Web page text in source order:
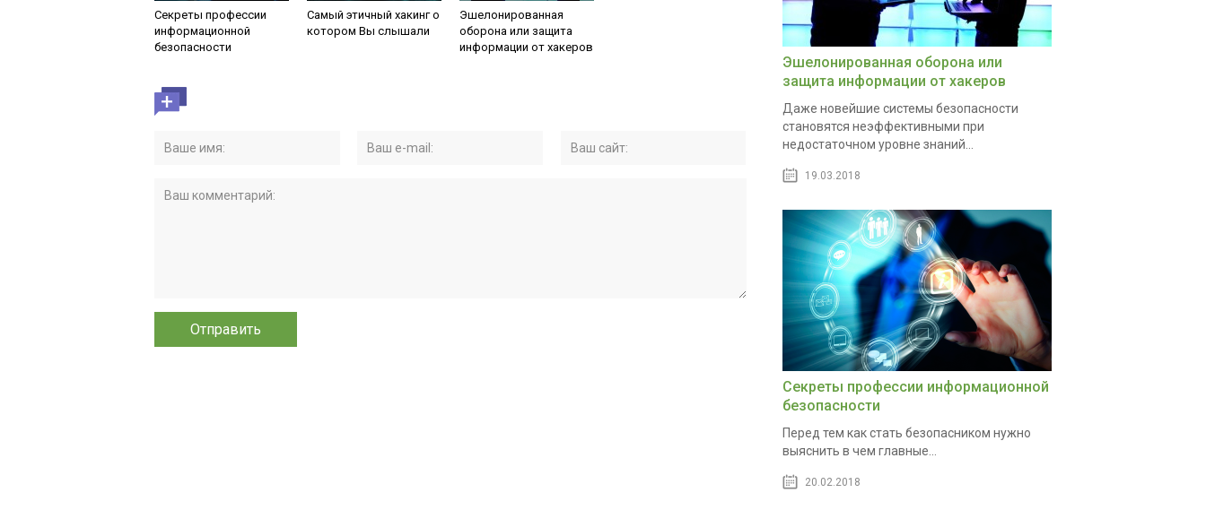
Секреты профессии
информационной
безопасности
Самый этичный хакинг о
котором Вы слышали
Эшелонированная
оборона или защита
информации от хакеров
Эшелонированная оборона или
защита информации от хакеров
Даже новейшие системы безопасности
становятся неэффективными при
недостаточном уровне знаний...
19.03.2018
Секреты профессии информационной
безопасности
Перед тем как стать безопасником нужно
выяснить в чем главные...
20.02.2018